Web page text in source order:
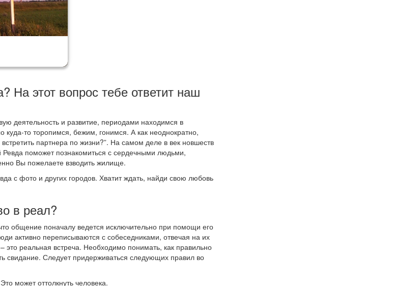
На этот вопрос тебе ответит наш
деятельность и развитие, периодами находимся в
куда-то торопимся, бежим, гонимся. А как неоднократно,
партнера по жизни?”. На самом деле в век новшеств
Ревда поможет познакомиться с сердечными людьми,
Вы пожелаете взводить жилище.
с фото и других городов. Хватит ждать, найди свою любовь
в реал?
общение поначалу ведется исключительно при помощи его
активно переписываются с собеседниками, отвечая на их
это реальная встреча. Необходимо понимать, как правильно
свидание. Следует придерживаться следующих правил во
может оттолкнуть человека.